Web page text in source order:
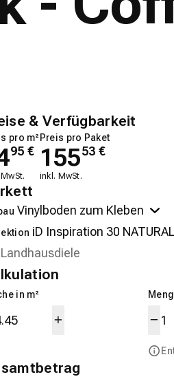
& Verfügbarkeit
pro m²
95 €
Preis pro Paket
15553 €
inkl. MwSt.
in m²